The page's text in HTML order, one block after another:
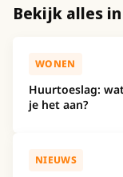
Bekijk alles
WONEN
Huurtoeslag:
je het aan?
NIEUWS